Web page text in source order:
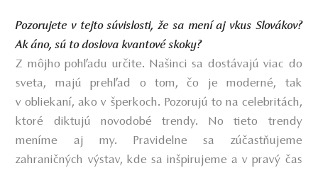
Pozorujete v tejto súvislosti, že sa mení aj vkus Slovákov?
Ak áno, sú to doslova kvantové skoky?
Z môjho pohľadu určite. Našinci sa dostávajú viac do
sveta, majú prehľad o tom, čo je moderné, tak
v obliekaní, ako v šperkoch. Pozorujú to na celebritách,
ktoré diktujú novodobé trendy. No tieto trendy
meníme aj my. Pravidelne sa zúčastňujeme
zahraničných výstav, kde sa inšpirujeme a v pravý čas